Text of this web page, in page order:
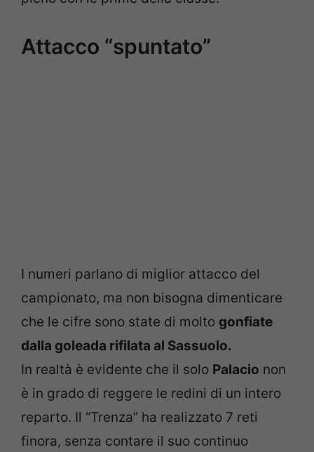
Attacco “spuntato”
I numeri parlano di miglior attacco del
campionato, ma non bisogna dimenticare
che le cifre sono state di molto gonfiate
dalla goleada rifilata al Sassuolo.
In realtà è evidente che il solo Palacio non
è in grado di reggere le redini di un intero
reparto. Il “Trenza” ha realizzato 7 reti
finora, senza contare il suo continuo